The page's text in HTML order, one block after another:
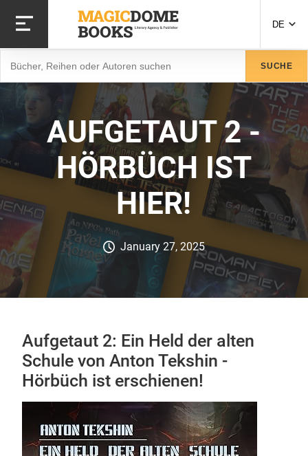
zum
Inhalt
DE
SUCHE
AUFGETAUT 2 -
HÖRBÜCH IST
HIER!
January 27, 2025
Aufgetaut 2: Ein Held der alten
Schule von Anton Tekshin -
Hörbüch ist erschienen!